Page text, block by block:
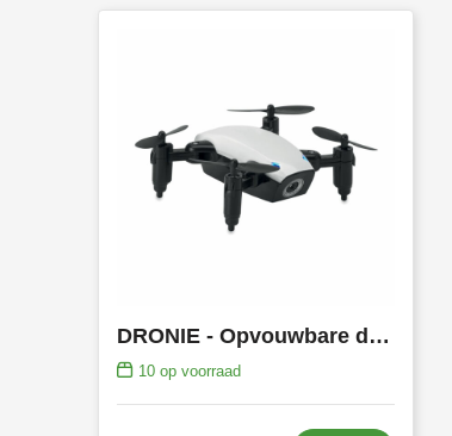
DRONIE - Opvouwbare drone
10op voorraad